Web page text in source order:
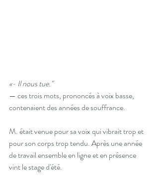
«- Il nous tue."
— ces trois mots, prononcés à voix basse,
contenaient des années de souffrance.
M. était venue pour sa voix qui vibrait trop et
pour son corps trop tendu. Après une année
de travail ensemble en ligne et en présence
vint le stage d'été.